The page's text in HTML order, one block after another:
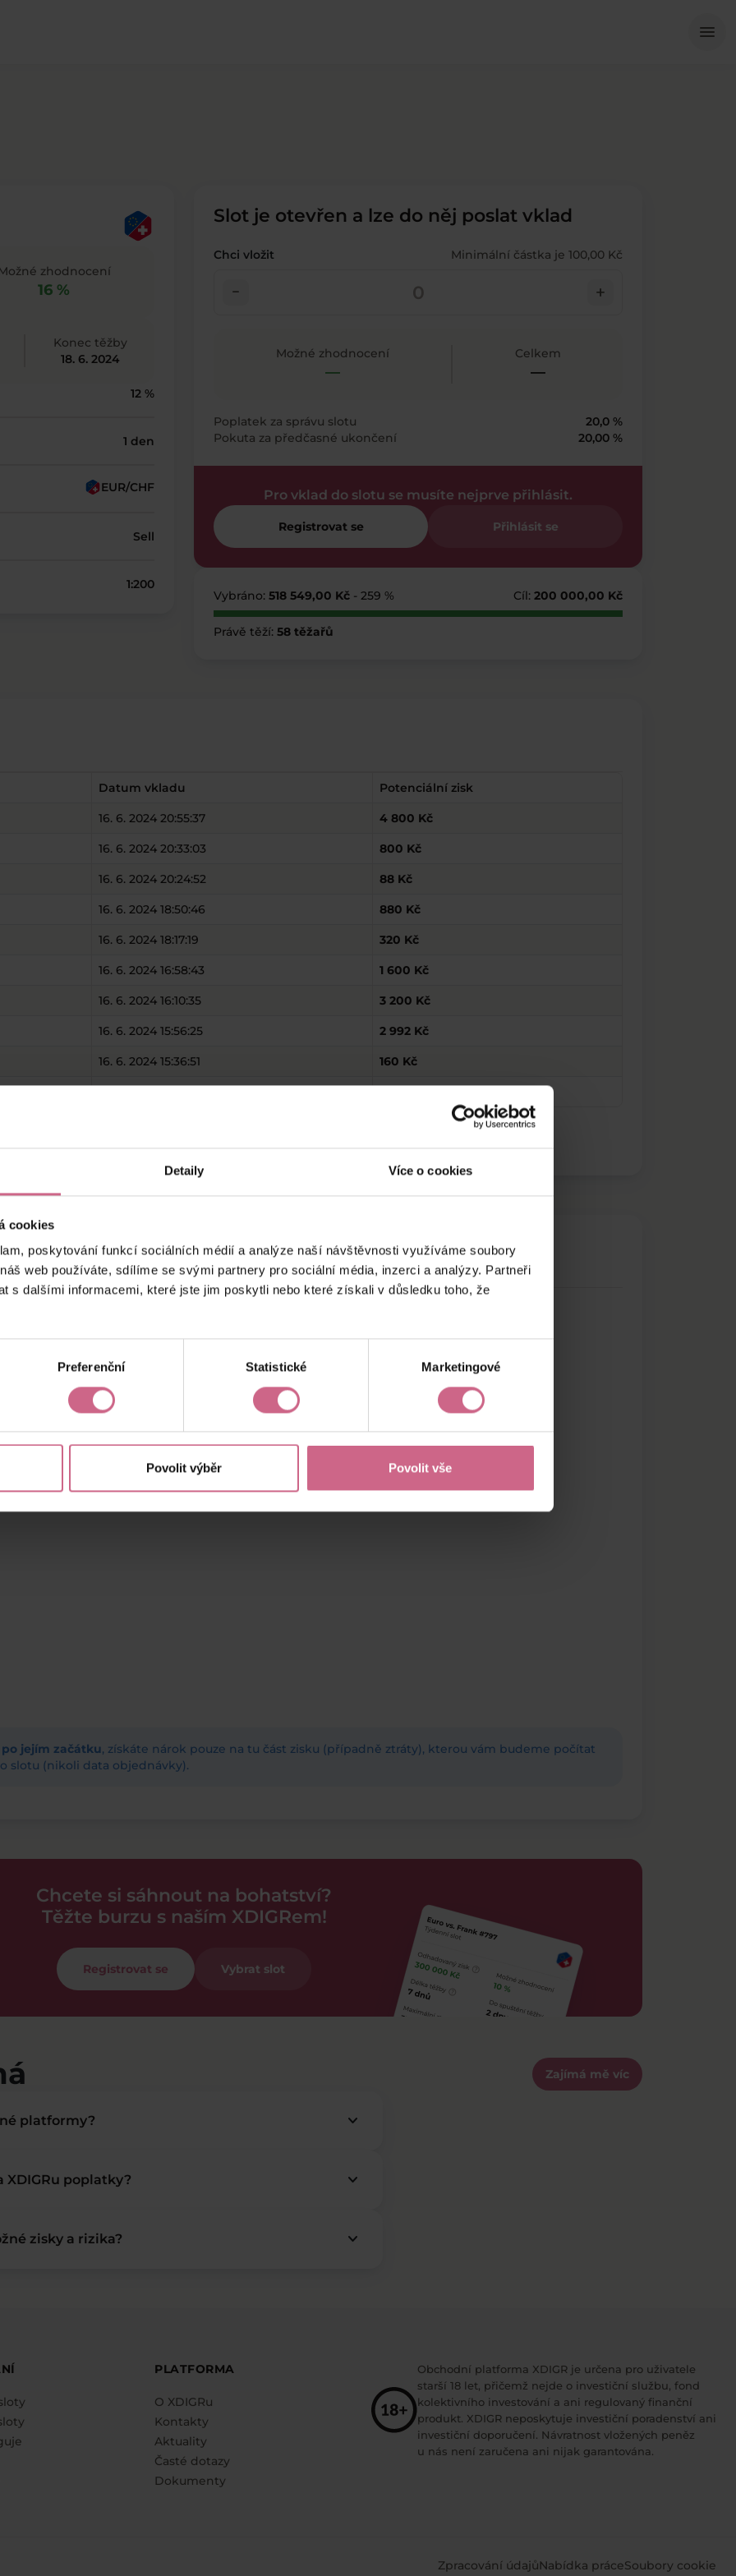
Detaily Více o cookies
cookies
poskytování funkcí sociálních médií a analýze naší návštěvnosti využíváme soubory
web používáte, sdílíme se svými partnery pro sociální média, inzerci a analýzy. Partneři
s dalšími informacemi, které jste jim poskytli nebo které získali v důsledku toho, že
Preferenční Statistické Marketingové
Povolit výběr Povolit vše
menu
Možné zhodnocení
16 %
Konec těžby
18. 6. 2024
12 %
1 den
EUR/CHF
Sell
1:200
Slot je otevřen a lze do něj poslat vklad
Chci vložit Minimální částka je 100,00 Kč
check_indeterminate_small add
Možné zhodnocení
—
Celkem
—
Poplatek za správu slotu
20,0 %
Pokuta za předčasné ukončení
20,00 %
Pro vklad do slotu se musíte nejprve přihlásit.
Registrovat se Přihlásit se
Vybráno: 518 549,00 Kč - 259 % Cíl: 200 000,00 Kč
Právě těží: 58 těžařů
Datum vkladu Potenciální zisk
16. 6. 2024 20:55:37 4 800 Kč
16. 6. 2024 20:33:03 800 Kč
16. 6. 2024 20:24:52 88 Kč
16. 6. 2024 18:50:46 880 Kč
16. 6. 2024 18:17:19 320 Kč
16. 6. 2024 16:58:43 1 600 Kč
16. 6. 2024 16:10:35 3 200 Kč
16. 6. 2024 15:56:25 2 992 Kč
16. 6. 2024 15:36:51 160 Kč
jejím začátku, získáte nárok pouze na tu část zisku (případně ztráty), kterou vám budeme počítat
slotu (nikoli data objednávky).
Chcete si sáhnout na bohatství?
Těžte burzu s naším XDIGRem!
Registrovat se Vybrat slot
Zajímá mě víc
platformy? keyboard_arrow_down
XDIGRu poplatky? keyboard_arrow_down
zisky a rizika? keyboard_arrow_down
PLATFORMA
O XDIGRu
Kontakty
Aktuality
Časté dotazy
Dokumenty
Obchodní platforma XDIGR je určena pro uživatele
starší 18 let, přičemž nejde o investiční službu, fond
kolektivního investování a ani regulovaný finanční
produkt. XDIGR neposkytuje investiční poradenství ani
investiční doporučení. Návratnost vložených peněz
u nás není zaručena ani nijak garantována.
Zpracování údajůNabídka práceSoubory cookie